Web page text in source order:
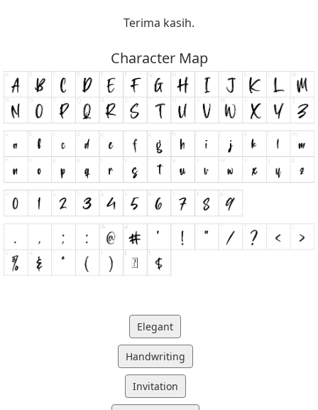
Terima kasih.
Character Map
Elegant
Handwriting
Invitation